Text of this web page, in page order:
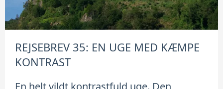
REJSEBREV 35: EN UGE MED KÆMPE
KONTRAST